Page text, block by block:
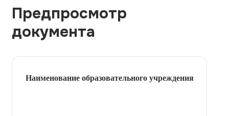
Предпросмотр
документа
Наименование образовательного учреждения